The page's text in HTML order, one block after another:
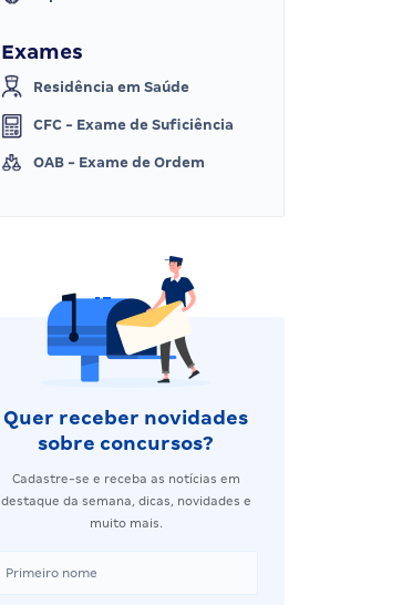
Exames
Residência em Saúde
CFC - Exame de Suficiência
OAB - Exame de Ordem
Quer receber novidades
sobre concursos?
Cadastre-se e receba as notícias em
destaque da semana, dicas, novidades e
muito mais.